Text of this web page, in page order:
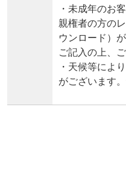
・未成年のお
親権者の方の
ウンロード）
ご記入の上、
・天候等によ
がございます